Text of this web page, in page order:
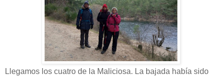
Llegamos los cuatro de la Maliciosa. La bajada había sido